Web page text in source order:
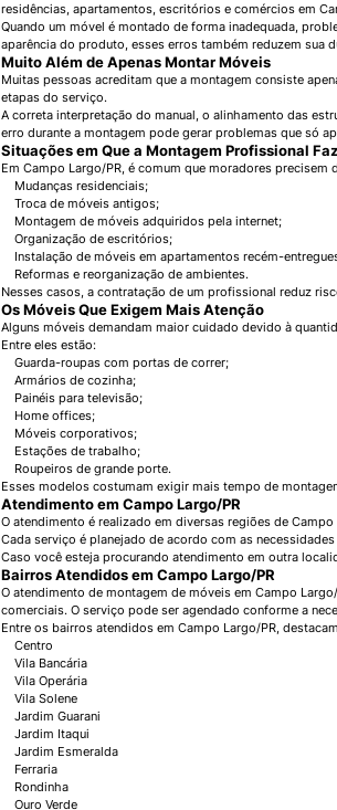
residências, apartamentos, escritórios e comércios em
Quando um móvel é montado de forma inadequada,
aparência do produto, esses erros também reduzem sua
Muito Além de Apenas Montar Móveis
Muitas pessoas acreditam que a montagem consiste
etapas do serviço.
A correta interpretação do manual, o alinhamento das
erro durante a montagem pode gerar problemas que só
Situações em Que a Montagem Profissional
Em Campo Largo/PR, é comum que moradores
Mudanças residenciais;
Troca de móveis antigos;
Montagem de móveis adquiridos pela internet;
Organização de escritórios;
Instalação de móveis em apartamentos recém-
Reformas e reorganização de ambientes.
Nesses casos, a contratação de um profissional reduz
Os Móveis Que Exigem Mais Atenção
Alguns móveis demandam maior cuidado devido à
Entre eles estão:
Guarda-roupas com portas de correr;
Armários de cozinha;
Painéis para televisão;
Home offices;
Móveis corporativos;
Estações de trabalho;
Roupeiros de grande porte.
Esses modelos costumam exigir mais tempo de
Atendimento em Campo Largo/PR
O atendimento é realizado em diversas regiões de
Cada serviço é planejado de acordo com as
Caso você esteja procurando atendimento em outra
Bairros Atendidos em Campo Largo/PR
O atendimento de montagem de móveis em Campo
comerciais. O serviço pode ser agendado conforme a
Entre os bairros atendidos em Campo Largo/PR,
Centro
Vila Bancária
Vila Operária
Vila Solene
Jardim Guarani
Jardim Itaqui
Jardim Esmeralda
Ferraria
Rondinha
Ouro Verde